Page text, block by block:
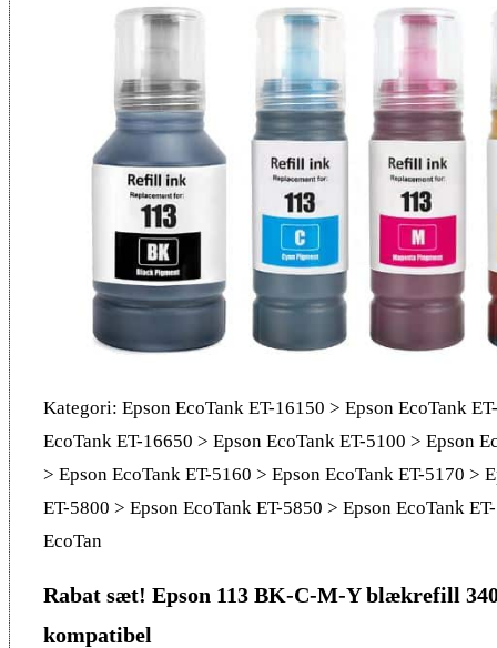
Kategori: Epson EcoTank ET-16150 > Epson EcoTank
EcoTank ET-16650 > Epson EcoTank ET-5100 > Epson
> Epson EcoTank ET-5160 > Epson EcoTank ET-5170 >
ET-5800 > Epson EcoTank ET-5850 > Epson EcoTank
EcoTan
Rabat sæt! Epson 113 BK-C-M-Y blækrefill
kompatibel